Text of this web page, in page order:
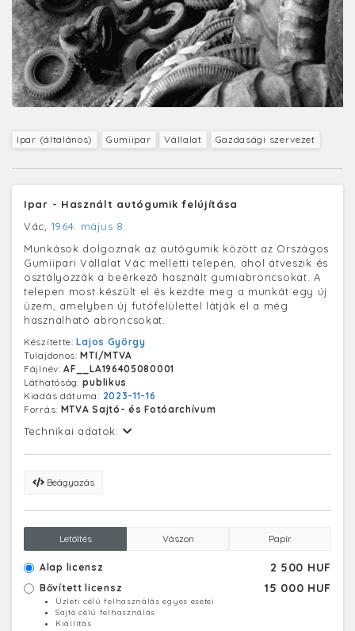
Ipar (általános) Gumiipar Vállalat Gazdasági szervezet
Ipar - Használt autógumik felújítása
Vác, 1964. május 8.
Munkások dolgoznak az autógumik között az Országos
Gumiipari Vállalat Vác melletti telepén, ahol átveszik és
osztályozzák a beérkező használt gumiabroncsokat. A
telepen most készült el és kezdte meg a munkát egy új
üzem, amelyben új futófelülettel látják el a még
használható abroncsokat.
Készítette:Lajos György
Tulajdonos:MTI/MTVA
Fájlnév:AF__LA196405080001
Láthatóság:publikus
Kiadás dátuma: 2023-11-16
Forrás: MTVA Sajtó- és Fotóarchívum
Technikai adatok:
Beágyazás
Letöltés Vászon Papír
Alap licensz 2 500 HUF
Bővített licensz 15 000 HUF
Üzleti célú felhasználás egyes esetei
Sajtó célú felhasználás
Kiállítás